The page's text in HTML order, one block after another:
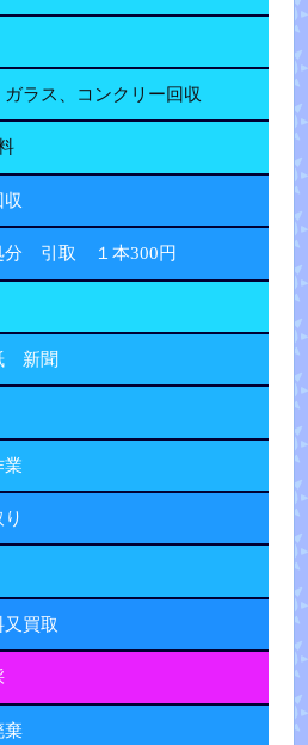
ラス、コンクリー回収
分 引取 １本300円
新聞
業
買取
棄